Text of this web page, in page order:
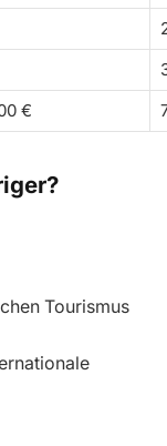
€
Tourismus